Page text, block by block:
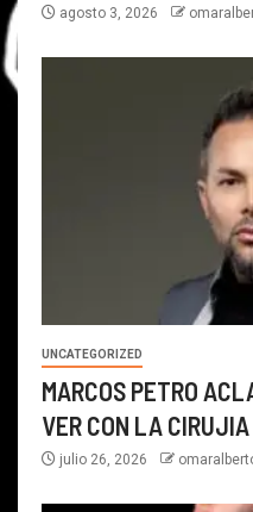
agosto 3, 2026
UNCATEGORIZED
MARCOS PETRO
VER CON LA
julio 26, 2026